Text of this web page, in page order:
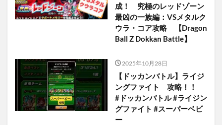
成！ 究極のレッドゾーン
最凶の一族編：VSメタルク
ウラ・コア攻略 【Dragon
Ball Z Dokkan Battle】
2025年10月28日
【ドッカンバトル】ライジ
ングファイト 攻略！！
#ドッカンバトル #ライジン
グファイト #スーパーベビ
ー